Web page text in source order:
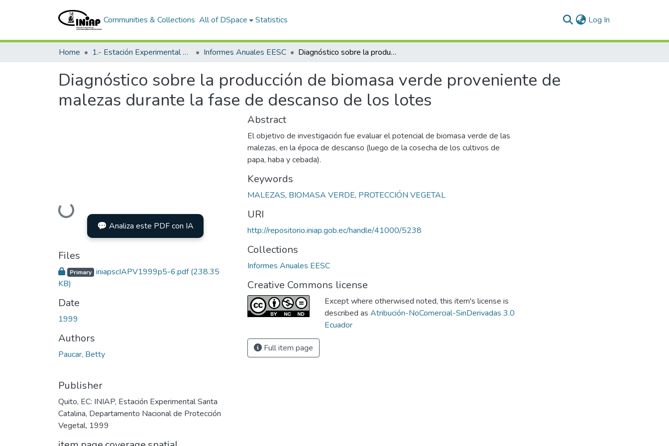
Communities & Collections All of DSpace Statistics Log In
Home 1.- Estación Experimental Santa Catalina Informes Anuales EESC Diagnóstico sobre la producción de biomasa verde proveniente de malezas durante la fase de descanso de los lotes
Diagnóstico sobre la producción de biomasa verde proveniente de
malezas durante la fase de descanso de los lotes
Loading...
💬 Analiza este PDF con IA
Files
Primary iniapscIAPV1999p5-6.pdf(238.35
KB)
Date
1999
Authors
Paucar, Betty
Publisher
Quito, EC: INIAP, Estación Experimental Santa
Catalina, Departamento Nacional de Protección
Vegetal, 1999
Abstract
El objetivo de investigación fue evaluar el potencial de biomasa verde de las
malezas, en la época de descanso (luego de la cosecha de los cultivos de
papa, haba y cebada).
Keywords
MALEZAS, BIOMASA VERDE, PROTECCIÓN VEGETAL
URI
http://repositorio.iniap.gob.ec/handle/41000/5238
Collections
Informes Anuales EESC
Creative Commons license
Except where otherwised noted, this item's license is
described as Atribución-NoComercial-SinDerivadas 3.0
Ecuador
Full item page